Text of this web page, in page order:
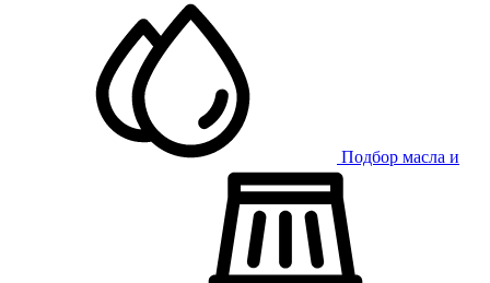
Подбор масла и